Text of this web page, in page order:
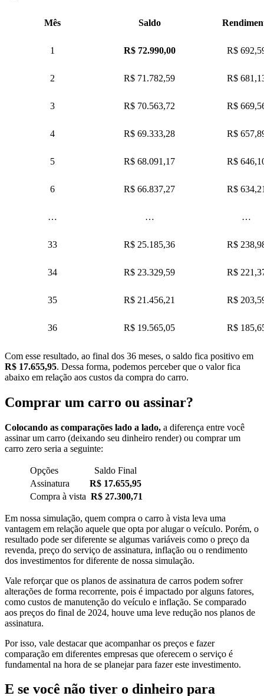
Mês Saldo
1 R$ 72.990,00 R$
2 R$ 71.782,59 R$
3 R$ 70.563,72 R$
4 R$ 69.333,28 R$
5 R$ 68.091,17 R$
6 R$ 66.837,27 R$
… … …
33 R$ 25.185,36 R$
34 R$ 23.329,59 R$
35 R$ 21.456,21 R$
36 R$ 19.565,05 R$
Com esse resultado, ao final dos 36 meses, o saldo fica positivo em
R$ 17.655,95. Dessa forma, podemos perceber que o valor fica
abaixo em relação aos custos da compra do carro.
Comprar um carro ou assinar?
Colocando as comparações lado a lado, a diferença entre você
assinar um carro (deixando seu dinheiro render) ou comprar um
carro zero seria a seguinte:
Opções
Saldo Final
Assinatura
R$ 17.655,95
Compra à vista R$ 27.300,71
Em nossa simulação, quem compra o carro à vista leva uma
vantagem em relação aquele que opta por alugar o veículo. Porém, o
resultado pode ser diferente se algumas variáveis como o preço da
revenda, preço do serviço de assinatura, inflação ou o rendimento
dos investimentos for diferente de nossa simulação.
Vale reforçar que os planos de assinatura de carros podem sofrer
alterações de forma recorrente, pois é impactado por alguns fatores,
como custos de manutenção do veículo e inflação. Se comparado
aos preços do final de 2024, houve uma leve redução nos planos de
assinatura.
Por isso, vale destacar que acompanhar os preços e fazer
comparação em diferentes empresas que oferecem o serviço é
fundamental na hora de se planejar para fazer este investimento.
E se você não tiver o dinheiro para